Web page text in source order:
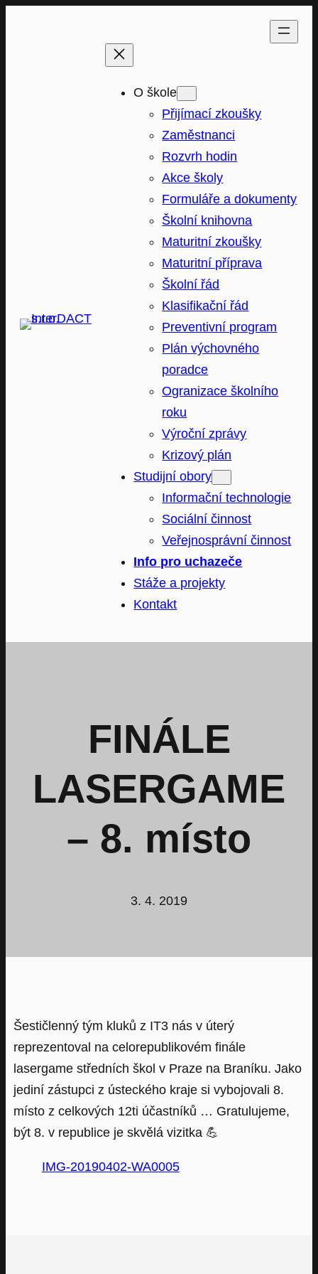
O škole
Přijímací zkoušky
Zaměstnanci
Rozvrh hodin
Akce školy
Formuláře a dokumenty
Školní knihovna
Maturitní zkoušky
Maturitní příprava
Školní řád
Klasifikační řád
Preventivní program
Plán výchovného
poradce
Ogranizace školního
roku
Výroční zprávy
Krizový plán
Studijní obory
Informační technologie
Sociální činnost
Veřejnosprávní činnost
Info pro uchazeče
Stáže a projekty
Kontakt
FINÁLE
LASERGAME
– 8. místo
3. 4. 2019
Šestičlenný tým kluků z IT3 nás v úterý
reprezentoval na celorepublikovém finále
lasergame středních škol v Praze na Braníku. Jako
jediní zástupci z ústeckého kraje si vybojovali 8.
místo z celkových 12ti účastníků … Gratulujeme,
být 8. v republice je skvělá vizitka 💪
IMG-20190402-WA0005